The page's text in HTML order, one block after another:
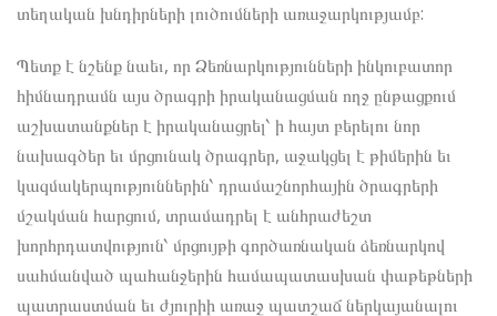
տեղական խնդիրների լուծումների առաջարկությամբ:
Պետք է նշենք նաեւ, որ Ձեռնարկությունների ինկուբատոր
հիմնադրամն այս ծրագրի իրականացման ողջ ընթացքում
աշխատանքներ է իրականացրել՝ ի հայտ բերելու նոր
նախագծեր եւ մրցունակ ծրագրեր, աջակցել է թիմերին եւ
կազմակերպություններին՝ դրամաշնորհային ծրագրերի
մշակման հարցում, տրամադրել է անհրաժեշտ
խորհրդատվություն՝ մրցույթի գործառնական ձեռնարկով
սահմանված պահանջերին համապատասխան փաթեթների
պատրաստման եւ ժյուրիի առաջ պատշաճ ներկայանալու